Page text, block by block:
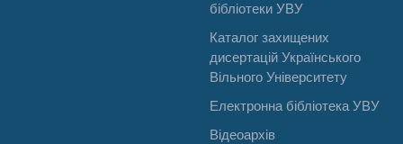
бібліотеки УВУ
Каталог захищених
дисертацій Українського
Вільного Університету
Електронна бібліотека УВУ
Відеоархів